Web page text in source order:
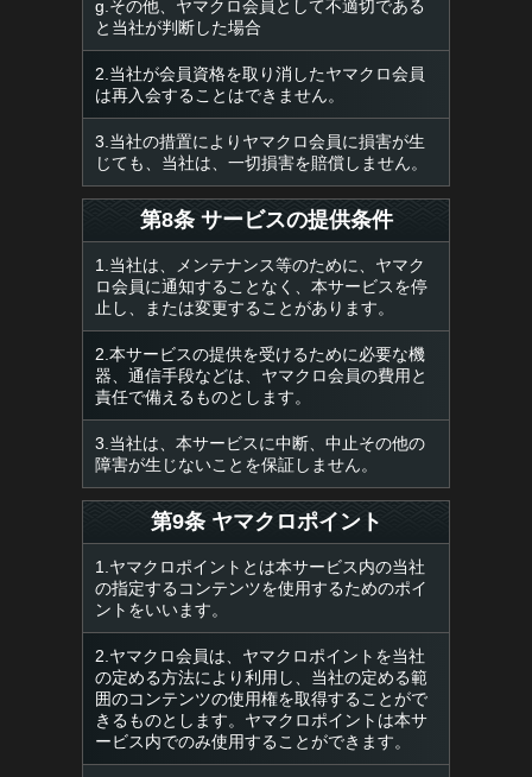
g.その他、ヤマクロ会員として不適切である
と当社が判断した場合
2.当社が会員資格を取り消したヤマクロ会員
は再入会することはできません。
3.当社の措置によりヤマクロ会員に損害が生
じても、当社は、一切損害を賠償しません。
第8条 サービスの提供条件
1.当社は、メンテナンス等のために、ヤマク
ロ会員に通知することなく、本サービスを停
止し、または変更することがあります。
2.本サービスの提供を受けるために必要な機
器、通信手段などは、ヤマクロ会員の費用と
責任で備えるものとします。
3.当社は、本サービスに中断、中止その他の
障害が生じないことを保証しません。
第9条 ヤマクロポイント
1.ヤマクロポイントとは本サービス内の当社
の指定するコンテンツを使用するためのポイ
ントをいいます。
2.ヤマクロ会員は、ヤマクロポイントを当社
の定める方法により利用し、当社の定める範
囲のコンテンツの使用権を取得することがで
きるものとします。ヤマクロポイントは本サ
ービス内でのみ使用することができます。